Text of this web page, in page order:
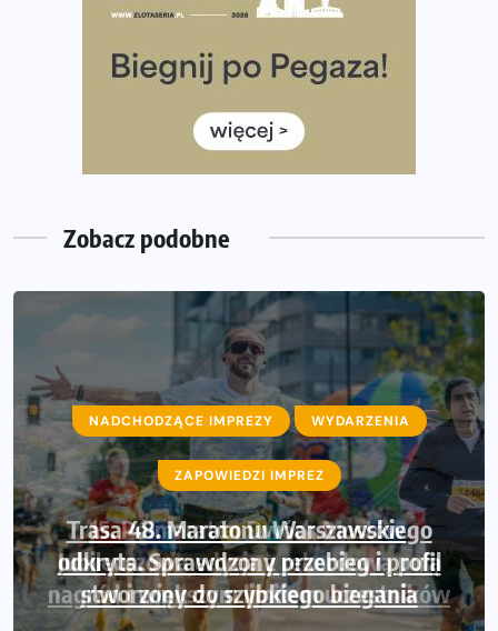
35. Bieg Powstania Warszawskiego – praktyczny
Ile razy w tygodniu biegać? 3 treningi wystarczą? Jak
często biegać, żeby robić postępy
Już w ten weekend! Przed nami Nocny Portowy Maraton
i Półmaraton Szczeciński. Wszystko, co warto wiedzieć
Zobacz podobne
NADCHODZĄCE IMPREZY WYDARZENIA
ZAPOWIEDZI IMPREZ
Trasa 48. Maratonu Warszawskiego
odkryta. Sprawdzony przebieg i profil
stworzony do szybkiego biegania